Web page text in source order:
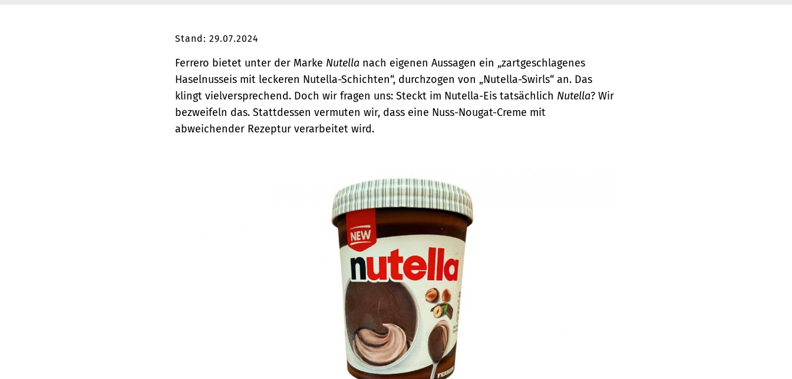
Stand: 29.07.2024
Ferrero bietet unter der Marke Nutella nach eigenen Aussagen ein „zartgeschlagenes
Haselnusseis mit leckeren Nutella-Schichten“, durchzogen von „Nutella-Swirls“ an. Das
klingt vielversprechend. Doch wir fragen uns: Steckt im Nutella-Eis tatsächlich Nutella? Wir
bezweifeln das. Stattdessen vermuten wir, dass eine Nuss-Nougat-Creme mit
abweichender Rezeptur verarbeitet wird.